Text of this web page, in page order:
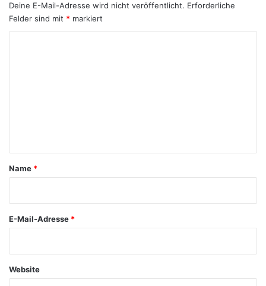
Deine E-Mail-Adresse wird nicht veröffentlicht. Erforderliche
Felder sind mit * markiert
a
Name *
E-Mail-Adresse *
Website